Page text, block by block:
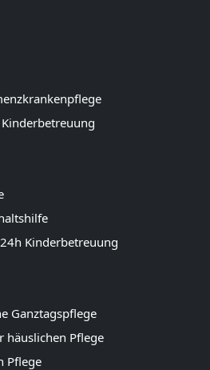
Kinderbetreuung
Ganztagspflege
häuslichen Pflege
Pflege